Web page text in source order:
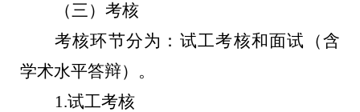
（三）考核
考核环节分为：试工考核和面试（含
学术水平答辩）。
1.试工考核